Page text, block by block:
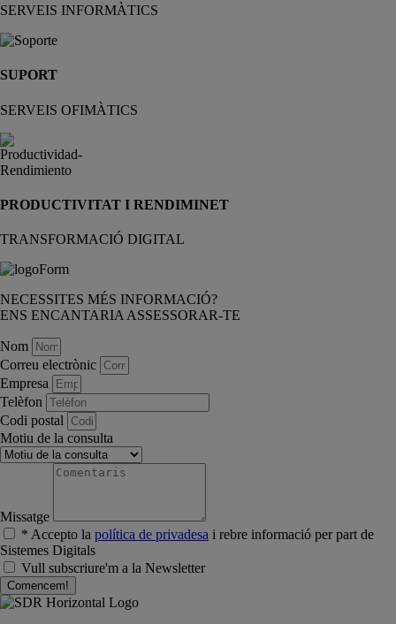
SERVEIS INFORMÀTICS
SUPORT
SERVEIS OFIMÀTICS
PRODUCTIVITAT I RENDIMINET
TRANSFORMACIÓ DIGITAL
NECESSITES MÉS INFORMACIÓ?
ENS ENCANTARIA ASSESSORAR-TE
Nom
Correu electrònic
Empresa
Telèfon
Codi postal
Motiu de la consulta
Missatge
* Accepto la política de privadesa i rebre informació per part de
Sistemes Digitals
Vull subscriure'm a la Newsletter
Comencem!